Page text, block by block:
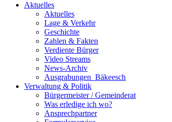
Aktuelles
Aktuelles
Lage & Verkehr
Geschichte
Zahlen & Fakten
Verdiente Bürger
Video Streams
News-Archiv
Ausgrabungen_Bäkeesch
Verwaltung & Politik
Bürgermeister / Gemeinderat
Was erledige ich wo?
Ansprechpartner